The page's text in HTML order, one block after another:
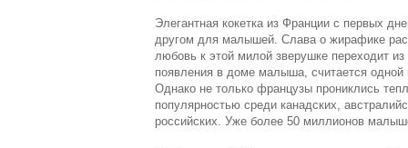
Элегантная кокетка из Франции с первых
другом для малышей. Слава о жирафике
любовь к этой милой зверушке переходит
появления в доме малыша, считается
Однако не только французы прониклись
популярностью среди канадских,
российских. Уже более 50 миллионов